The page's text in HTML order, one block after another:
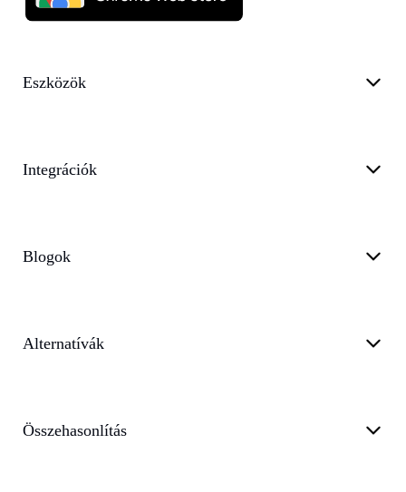
Eszközök
Integrációk
Blogok
Alternatívák
Összehasonlítás